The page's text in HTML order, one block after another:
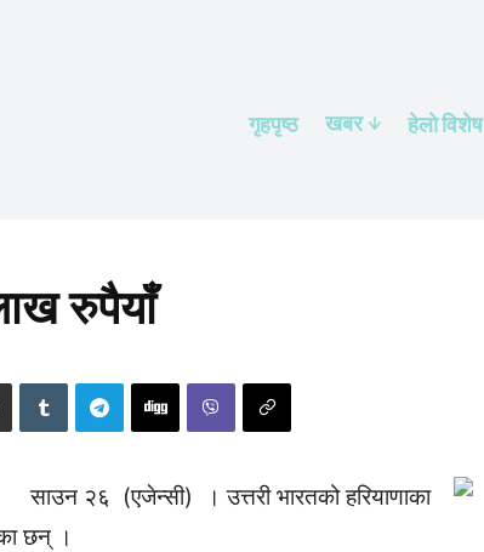
गृहपृष्ठ खबर हेलाे विशेष
रुपैयाँ
साउन २६ (एजेन्सी) । उत्तरी भारतको हरियाणाका
छन् ।